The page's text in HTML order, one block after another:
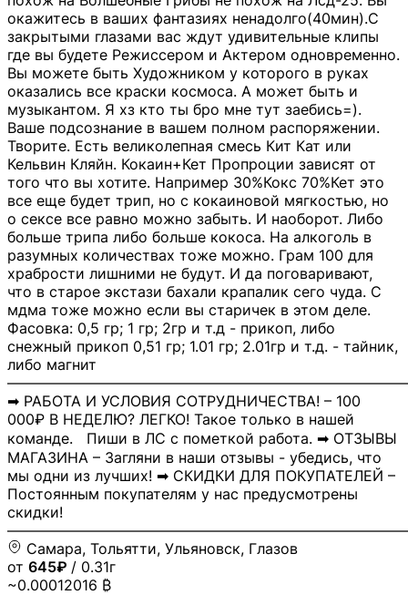
окажитесь в ваших фантазиях ненадолго(40мин).С
закрытыми глазами вас ждут удивительные клипы
где вы будете Режиссером и Актером одновременно.
Вы можете быть Художником у которого в руках
оказались все краски космоса. А может быть и
музыкантом. Я хз кто ты бро мне тут заебись=).
Ваше подсознание в вашем полном распоряжении.
Творите. Есть великолепная смесь Кит Кат или
Кельвин Кляйн. Кокаин+Кет Пропроции зависят от
того что вы хотите. Например 30%Кокс 70%Кет это
все еще будет трип, но с кокаиновой мягкостью, но
о сексе все равно можно забыть. И наоборот. Либо
больше трипа либо больше кокоса. На алкоголь в
разумных количествах тоже можно. Грам 100 для
храбрости лишними не будут. И да поговаривают,
что в старое экстази бахали крапалик сего чуда. С
мдма тоже можно если вы старичек в этом деле.
Фасовка: 0,5 гр; 1 гр; 2гр и т.д - прикоп, либо
снежный прикоп 0,51 гр; 1.01 гр; 2.01гр и т.д. - тайник,
либо магнит
➡ РАБОТА И УСЛОВИЯ СОТРУДНИЧЕСТВА! – 100
000₽ В НЕДЕЛЮ? ЛЕГКО! Такое только в нашей
команде. Пиши в ЛС с пометкой работа. ➡ ОТЗЫВЫ
МАГАЗИНА – Загляни в наши отзывы - убедись, что
мы одни из лучших! ➡ СКИДКИ ДЛЯ ПОКУПАТЕЛЕЙ –
Постоянным покупателям у нас предусмотрены
скидки!
Самара, Тольятти, Ульяновск, Глазов
от 645₽ / 0.31г
~0.00012016 ₿